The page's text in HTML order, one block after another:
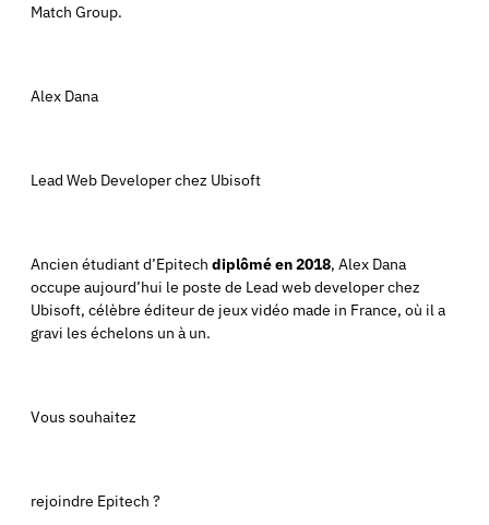
Match Group.
Alex Dana
Lead Web Developer chez Ubisoft
Ancien étudiant d’Epitech diplômé en 2018, Alex Dana
occupe aujourd’hui le poste de Lead web developer chez
Ubisoft, célèbre éditeur de jeux vidéo made in France, où il a
gravi les échelons un à un.
Vous souhaitez
rejoindre Epitech ?